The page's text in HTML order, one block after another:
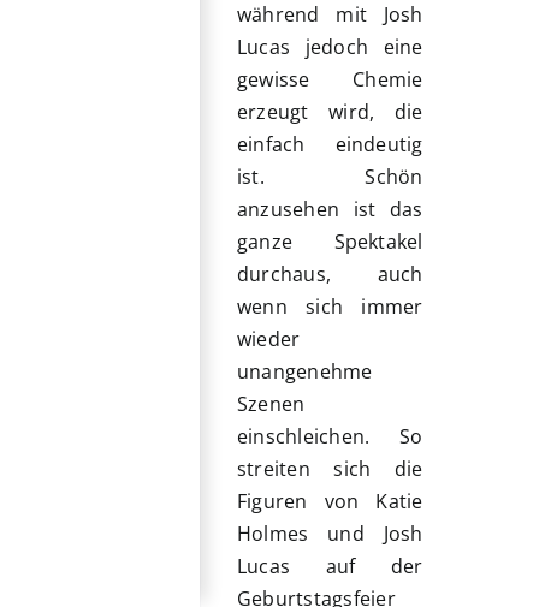
während mit Josh
Lucas jedoch eine
gewisse Chemie
erzeugt wird, die
einfach eindeutig
ist. Schön
anzusehen ist das
ganze Spektakel
durchaus, auch
wenn sich immer
wieder
unangenehme
Szenen
einschleichen. So
streiten sich die
Figuren von Katie
Holmes und Josh
Lucas auf der
Geburtstagsfeier